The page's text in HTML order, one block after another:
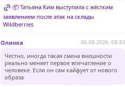
📦 Татьяна Ким выступила с жёстким
заявлением после атак на склады
Wildberries
Олинка 06.08.2026, 08:33
Честно, иногда такая смена внешности
реально меняет первое впечатление о
человеке. Если он сам кайфует от нового
образа